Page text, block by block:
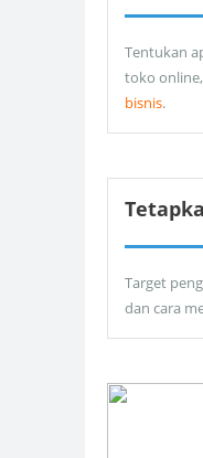
Tentukan
toko
bisnis.
Target
dan cara